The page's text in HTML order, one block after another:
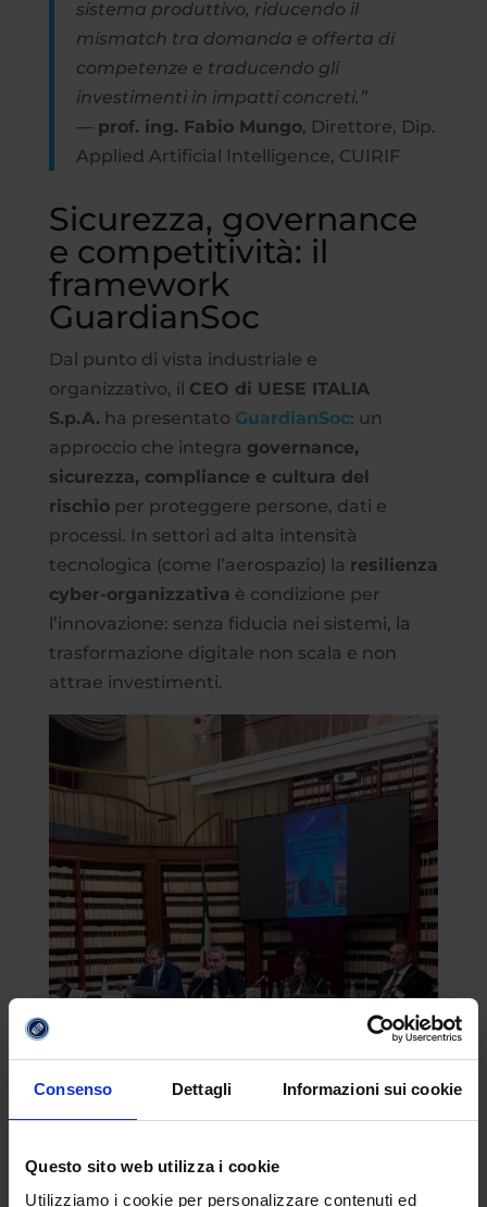
Consenso Dettagli Informazioni sui cookie
Questo sito web utilizza i cookie
Utilizziamo i cookie per personalizzare contenuti ed
sistema produttivo, riducendo il
mismatch tra domanda e offerta di
competenze e traducendo gli
investimenti in impatti concreti.”
— prof. ing. Fabio Mungo, Direttore, Dip.
Applied Artificial Intelligence, CUIRIF
Sicurezza, governance
e competitività: il
framework
GuardianSoc
Dal punto di vista industriale e
organizzativo, il CEO di UESE ITALIA
S.p.A. ha presentato GuardianSoc: un
approccio che integra governance,
sicurezza, compliance e cultura del
rischioper proteggere persone, dati e
processi. In settori ad alta intensità
tecnologica (come l’aerospazio) la resilienza
cyber-organizzativa è condizione per
l’innovazione: senza fiducia nei sistemi, la
trasformazione digitale non scala e non
attrae investimenti.